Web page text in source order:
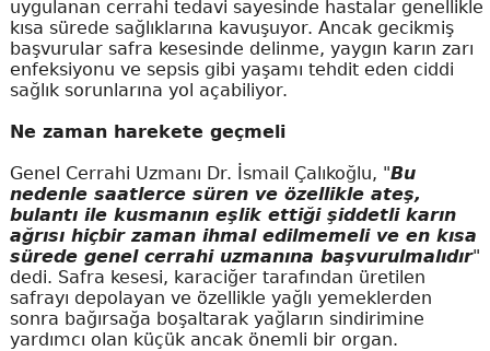
uygulanan cerrahi tedavi sayesinde hastalar genellikle
kısa sürede sağlıklarına kavuşuyor. Ancak gecikmiş
başvurular safra kesesinde delinme, yaygın karın zarı
enfeksiyonu ve sepsis gibi yaşamı tehdit eden ciddi
sağlık sorunlarına yol açabiliyor.
Ne zaman harekete geçmeli
Genel Cerrahi Uzmanı Dr. İsmail Çalıkoğlu, "Bu
nedenle saatlerce süren ve özellikle ateş,
bulantı ile kusmanın eşlik ettiği şiddetli karın
ağrısı hiçbir zaman ihmal edilmemeli ve en kısa
sürede genel cerrahi uzmanına başvurulmalıdır"
dedi. Safra kesesi, karaciğer tarafından üretilen
safrayı depolayan ve özellikle yağlı yemeklerden
sonra bağırsağa boşaltarak yağların sindirimine
yardımcı olan küçük ancak önemli bir organ.